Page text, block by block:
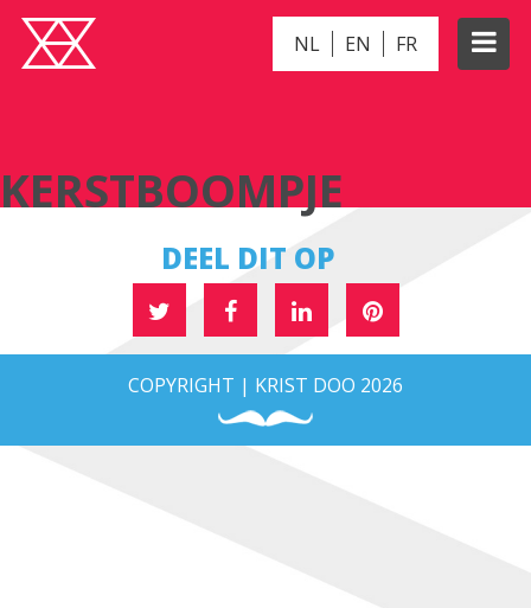
NL EN FR
KERSTBOOMPJE
DEEL DIT OP
COPYRIGHT | KRIST DOO 2026